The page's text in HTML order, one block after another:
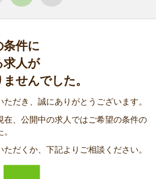
条件に
求人が
せんでした。
だき、誠にありがとうございます。
在、公開中の求人ではご希望の条件の
だくか、下記よりご相談ください。